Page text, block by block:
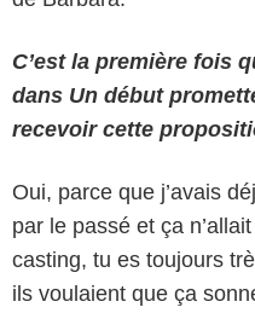
C’est la première fois
dans Un début
recevoir cette
Oui, parce que j’avais
par le passé et ça
casting, tu es toujours
ils voulaient que ça